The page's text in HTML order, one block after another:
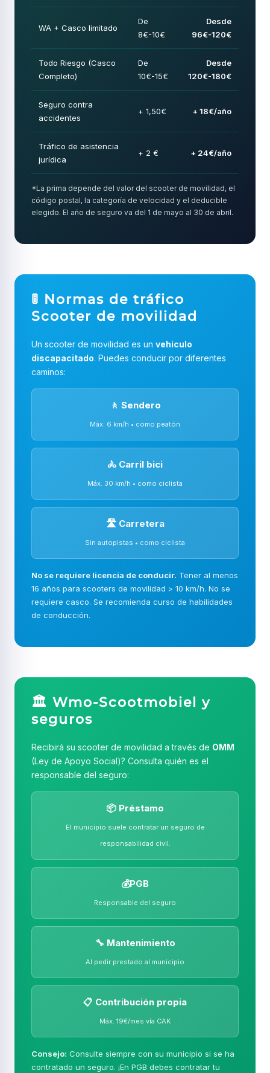
WA + Casco limitado
De
8€-10€
Desde
96€-120€
Todo Riesgo (Casco
Completo)
De
10€-15€
Desde
120€-180€
Seguro contra
accidentes
+ 1,50€ + 18€/año
Tráfico de asistencia
jurídica
+ 2 € + 24€/año
*La prima depende del valor del scooter de movilidad, el
código postal, la categoría de velocidad y el deducible
elegido. El año de seguro va del 1 de mayo al 30 de abril.
🚦 Normas de tráfico
Scooter de movilidad
Un scooter de movilidad es un vehículo
discapacitado. Puedes conducir por diferentes
caminos:
🚶 Sendero
Máx. 6 km/h • como peatón
🚴 Carril bici
Máx. 30 km/h • como ciclista
🛣️ Carretera
Sin autopistas • como ciclista
No se requiere licencia de conducir. Tener al menos
16 años para scooters de movilidad > 10 km/h. No se
requiere casco. Se recomienda curso de habilidades
de conducción.
🏛️ Wmo-Scootmobiel y
seguros
Recibirá su scooter de movilidad a través de OMM
(Ley de Apoyo Social)? Consulta quién es el
responsable del seguro:
📦 Préstamo
El municipio suele contratar un seguro de
responsabilidad civil.
💰PGB
Responsable del seguro
🔧 Mantenimiento
Al pedir prestado al municipio
📋 Contribución propia
Máx. 19€/mes vía CAK
Consejo: Consulte siempre con su municipio si se ha
contratado un seguro. ¡En PGB debes contratar tu